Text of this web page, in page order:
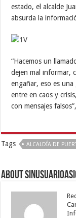
estado, el alcalde
absurda la
“Hacemos un
dejen mal informar,
engañar, eso es
entre en caos y
con mensajes
Tags ALCALDÍA DE
About